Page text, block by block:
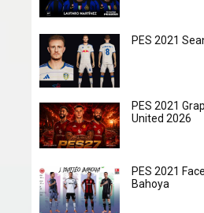
PES 2021
PES 2021
United 2026
PES 2021
Bahoya